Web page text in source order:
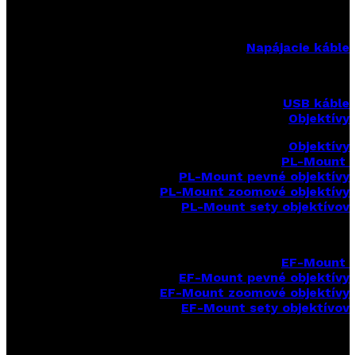
Napájacie káble
USB káble
Objektívy
Objektívy
PL-Mount
PL-Mount pevné objektívy
PL-Mount zoomové objektívy
PL-Mount sety objektívov
EF-Mount
EF-Mount pevné objektívy
EF-Mount zoomové objektívy
EF-Mount sety objektívov